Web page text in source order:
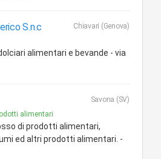
S.n.c
Chiavari (Genova)
alimentari e bevande - via
Savona (SV)
alimentari
di prodotti alimentari,
ed altri prodotti alimentari. -